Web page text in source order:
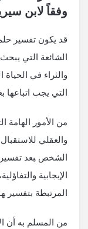
وفقاً لابن
قد يكون تفسير
الشائعة التي
والثراء في
التي يجب
من الأمور الهامة
⁢والعقلي
الشخص ‍بعد تفسير
الإيجابية
المرتبطة⁢ بتفسير
من المسلم به أن